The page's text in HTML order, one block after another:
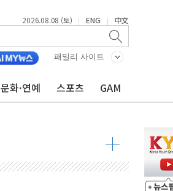
2026.08.08 (토) | ENG | 中文
패밀리 사이트
문화·연예 스포츠 GAM